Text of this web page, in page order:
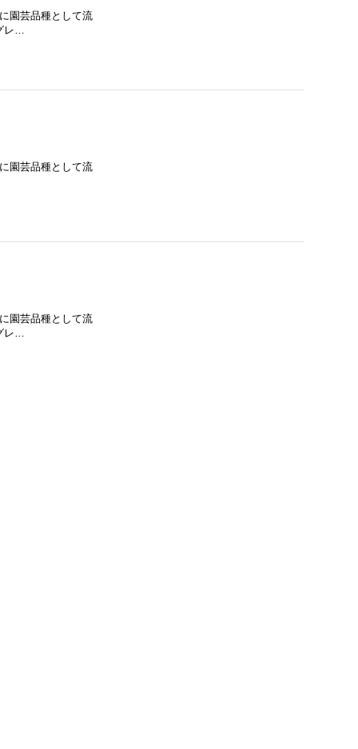
園芸品種として流
レ…
園芸品種として流
園芸品種として流
レ…